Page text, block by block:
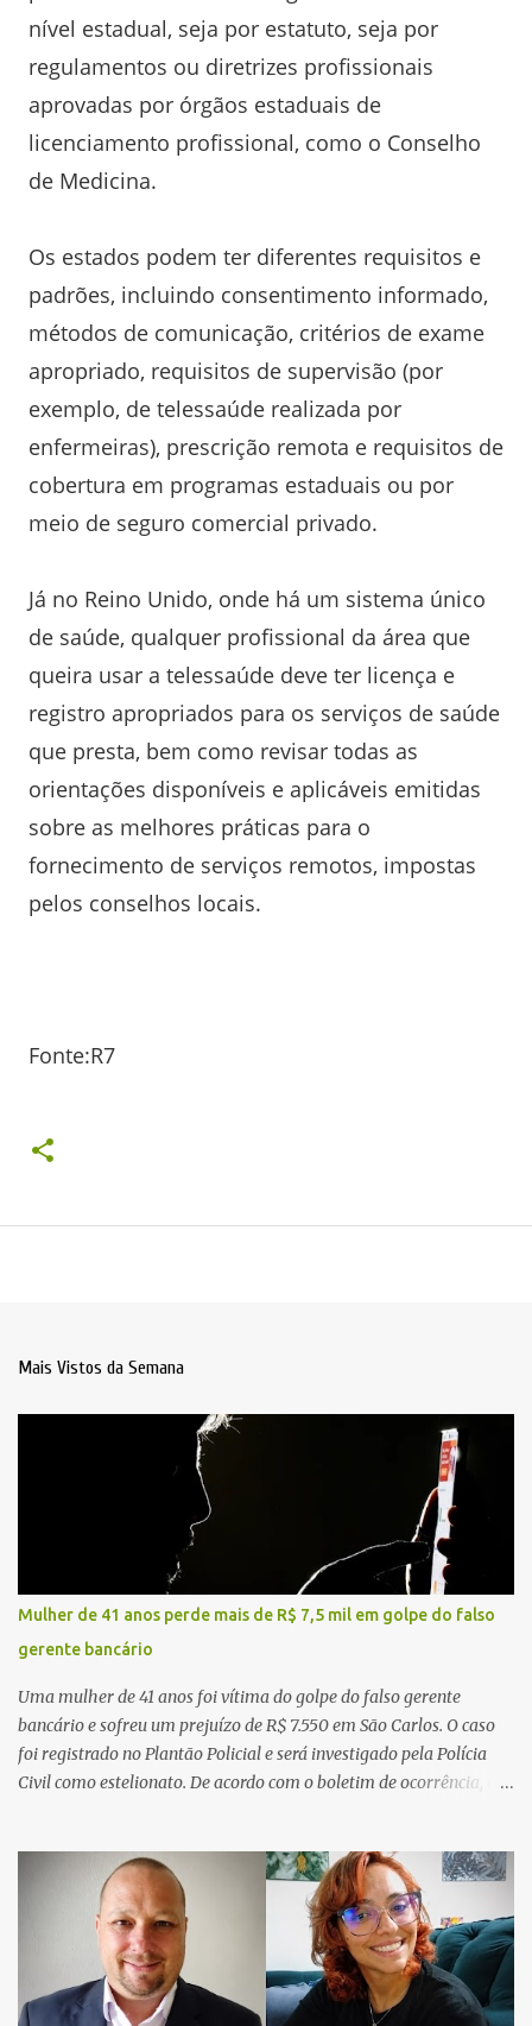
nível estadual, seja por estatuto, seja por
regulamentos ou diretrizes profissionais
aprovadas por órgãos estaduais de
licenciamento profissional, como o Conselho
de Medicina.
Os estados podem ter diferentes requisitos e
padrões, incluindo consentimento informado,
métodos de comunicação, critérios de exame
apropriado, requisitos de supervisão (por
exemplo, de telessaúde realizada por
enfermeiras), prescrição remota e requisitos de
cobertura em programas estaduais ou por
meio de seguro comercial privado.
Já no Reino Unido, onde há um sistema único
de saúde, qualquer profissional da área que
queira usar a telessaúde deve ter licença e
registro apropriados para os serviços de saúde
que presta, bem como revisar todas as
orientações disponíveis e aplicáveis ​​emitidas
sobre as melhores práticas para o
fornecimento de serviços remotos, impostas
pelos conselhos locais.
Fonte:R7
Mais Vistos da Semana
Mulher de 41 anos perde mais de R$ 7,5 mil em golpe do falso
gerente bancário
Uma mulher de 41 anos foi vítima do golpe do falso gerente
bancário e sofreu um prejuízo de R$ 7.550 em São Carlos. O caso
foi registrado no Plantão Policial e será investigado pela Polícia
Civil como estelionato. De acordo com o boletim de ocorrência, a
suspeito alegou que seria necessário atualizar o cadastro da conta
e passou a orientar a vítima sobre os procedimentos que deveriam
ser realizados. Dias depois, o golpista enviou um documento em
PDF simulando uma comunicação oficial da instituição financeira.
Na sequência, entrou em contato por telefone e encaminhou um
link, orientando a vítima a acessá-lo pelo computador para